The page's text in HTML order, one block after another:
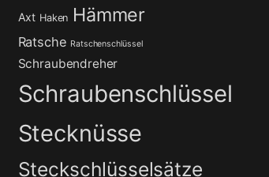
Axt Haken Hämmer
Ratsche Ratschenschlüssel
Schraubendreher
Schraubenschlüssel
Stecknüsse
Steckschlüsselsätze